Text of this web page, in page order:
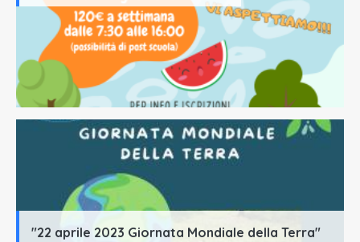
"22 aprile 2023 Giornata Mondiale della Terra"